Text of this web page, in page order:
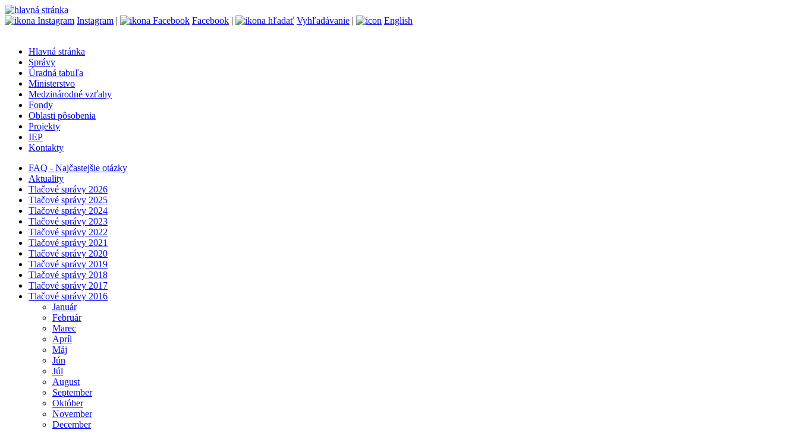
Instagram | Facebook | Vyhľadávanie | English
Hlavná stránka
Správy
Úradná tabuľa
Ministerstvo
Medzinárodné vzťahy
Fondy
Oblasti pôsobenia
Projekty
IEP
Kontakty
FAQ - Najčastejšie otázky
Aktuality
Tlačové správy 2026
Tlačové správy 2025
Tlačové správy 2024
Tlačové správy 2023
Tlačové správy 2022
Tlačové správy 2021
Tlačové správy 2020
Tlačové správy 2019
Tlačové správy 2018
Tlačové správy 2017
Tlačové správy 2016
Január
Február
Marec
Apríl
Máj
Jún
Júl
August
September
Október
November
December